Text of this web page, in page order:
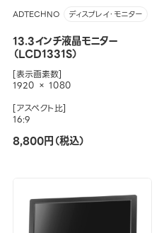
ADTECHNO ディスプレイ・モニター
13.3インチ液晶モニター
（LCD1331S）
[表示画素数]
1920 × 1080
[アスペクト比]
16:9
8,800円（税込）